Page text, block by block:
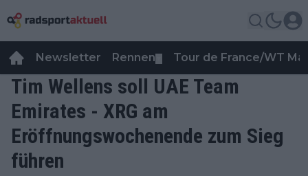
Newsletter Rennen Tour de France/WT
Tim Wellens soll UAE Team
Emirates - XRG am
Eröffnungswochenende zum Sieg
führen